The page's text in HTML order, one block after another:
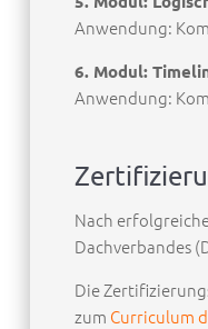
Anwendung:
6. Modul:
Anwendung:
Nach
Dachverbandes
Die
zum Curriculum